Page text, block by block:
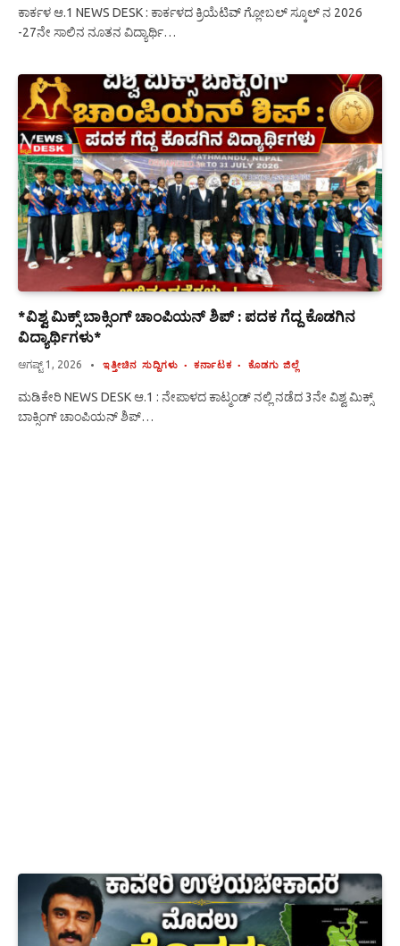
ಕಾರ್ಕಳ ಆ.1 NEWS DESK : ಕಾರ್ಕಳದ ಕ್ರಿಯೆಟಿವ್ ಗ್ಲೋಬಲ್ ಸ್ಕೂಲ್ ನ 2026
-27ನೇ ಸಾಲಿನ ನೂತನ ವಿದ್ಯಾರ್ಥಿ…
*ವಿಶ್ವ ಮಿಕ್ಸ್ ಬಾಕ್ಸಿಂಗ್ ಚಾಂಪಿಯನ್ ಶಿಪ್ : ಪದಕ ಗೆದ್ದ ಕೊಡಗಿನ
ವಿದ್ಯಾರ್ಥಿಗಳು*
ಆಗಷ್ಟ್ 1, 2026 ಇತ್ತೀಚಿನ ಸುದ್ದಿಗಳು ಕರ್ನಾಟಕ ಕೊಡಗು ಜಿಲ್ಲೆ
ಮಡಿಕೇರಿ NEWS DESK ಆ.1 : ನೇಪಾಳದ ಕಾಟ್ಮಂಡ್ ನಲ್ಲಿ ನಡೆದ 3ನೇ ವಿಶ್ವ ಮಿಕ್ಸ್
ಬಾಕ್ಸಿಂಗ್ ಚಾಂಪಿಯನ್ ಶಿಪ್…